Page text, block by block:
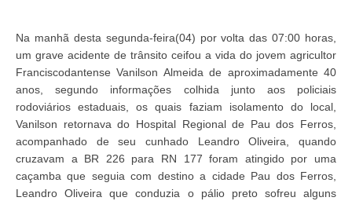
Na manhã desta segunda-feira(04) por volta das 07:00 horas,
um grave acidente de trânsito ceifou a vida do jovem agricultor
Franciscodantense Vanilson Almeida de aproximadamente 40
anos, segundo informações colhida junto aos policiais
rodoviários estaduais, os quais faziam isolamento do local,
Vanilson retornava do Hospital Regional de Pau dos Ferros,
acompanhado de seu cunhado Leandro Oliveira, quando
cruzavam a BR 226 para RN 177 foram atingido por uma
caçamba que seguia com destino a cidade Pau dos Ferros,
Leandro Oliveira que conduzia o pálio preto sofreu alguns